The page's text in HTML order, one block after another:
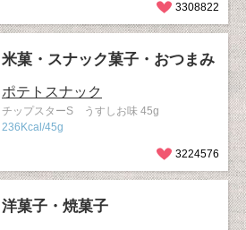
3308822
米菓・スナック菓子・おつまみ
ポテトスナック
チップスターS うすしお味 45g
236Kcal/45g
3224576
洋菓子・焼菓子